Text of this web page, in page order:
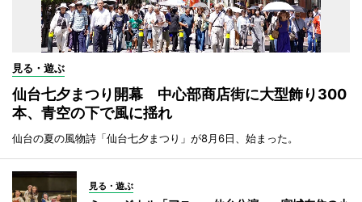
見る・遊ぶ
仙台七夕まつり開幕 中心部商店街に大型飾り300
本、青空の下で風に揺れ
仙台の夏の風物詩「仙台七夕まつり」が8月6日、始まった。
見る・遊ぶ